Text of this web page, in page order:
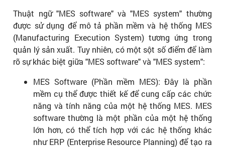
Thuật ngữ "MES software" và "MES system" thường
được sử dụng để mô tả phần mềm và hệ thống MES
(Manufacturing Execution System) tương ứng trong
quản lý sản xuất. Tuy nhiên, có một sột số điểm để làm
rõ sự khác biệt giữa "MES software" và "MES system":
MES Software (Phần mềm MES): Đây là phần
mềm cụ thể được thiết kế để cung cấp các chức
năng và tính năng của một hệ thống MES. MES
software thường là một phần của một hệ thống
lớn hơn, có thể tích hợp với các hệ thống khác
như ERP (Enterprise Resource Planning) để tạo ra